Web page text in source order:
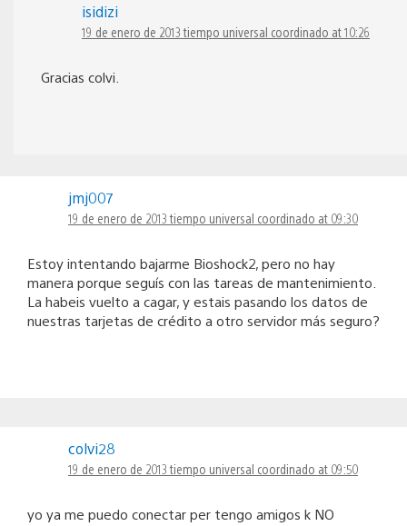
isidizi
19 de enero de 2013 tiempo universal coordinado at 10:26
Gracias colvi.
jmj007
19 de enero de 2013 tiempo universal coordinado at 09:30
Estoy intentando bajarme Bioshock2, pero no hay
manera porque seguís con las tareas de mantenimiento.
La habeis vuelto a cagar, y estais pasando los datos de
nuestras tarjetas de crédito a otro servidor más seguro?
colvi28
19 de enero de 2013 tiempo universal coordinado at 09:50
yo ya me puedo conectar per tengo amigos k NO